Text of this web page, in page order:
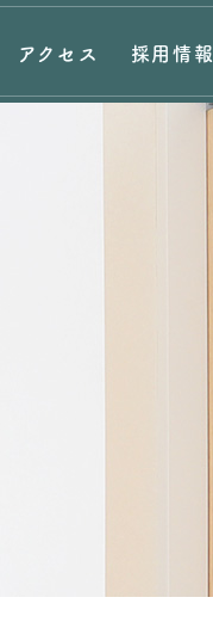
アクセス 採用情報